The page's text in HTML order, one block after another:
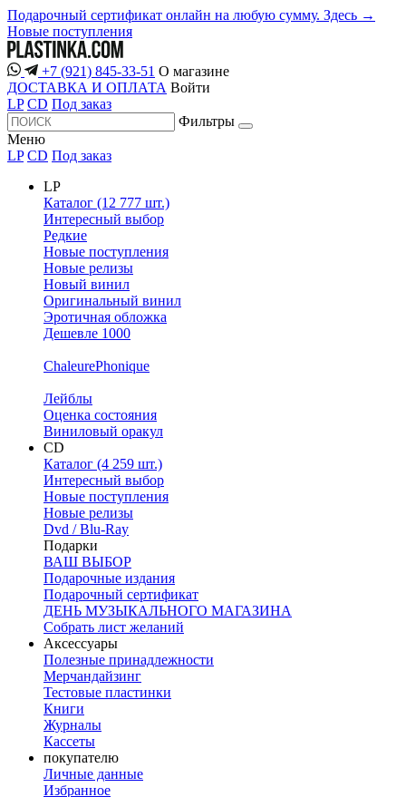
Подарочный сертификат онлайн на любую сумму. Здесь →
Новые поступления
+7 (921) 845-33-51 О магазине
ДОСТАВКА И ОПЛАТА Войти
LP CD Под заказ
Фильтры
Меню
LP CD Под заказ
LP
Каталог (12 777 шт.)
Интересный выбор
Редкие
Новые поступления
Новые релизы
Новый винил
Оригинальный винил
Эротичная обложка
Дешевле 1000
ChaleurePhonique
Лейблы
Оценка состояния
Виниловый оракул
CD
Каталог (4 259 шт.)
Интересный выбор
Новые поступления
Новые релизы
Dvd / Blu-Ray
Подарки
ВАШ ВЫБОР
Подарочные издания
Подарочный сертификат
ДЕНЬ МУЗЫКАЛЬНОГО МАГАЗИНА
Собрать лист желаний
Аксессуары
Полезные принадлежности
Мерчандайзинг
Тестовые пластинки
Книги
Журналы
Кассеты
покупателю
Личные данные
Избранное